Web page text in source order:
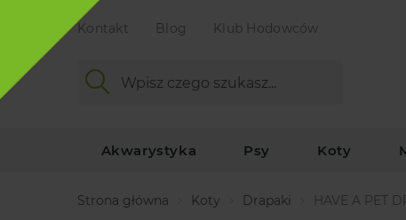
Kontakt Blog Klub Hodowców
Akwarystyka Psy Koty
Strona główna Koty Drapaki HAVE A PET